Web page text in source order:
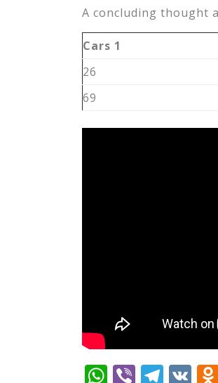
A concluding thought
Cars 1
26
69
Viber